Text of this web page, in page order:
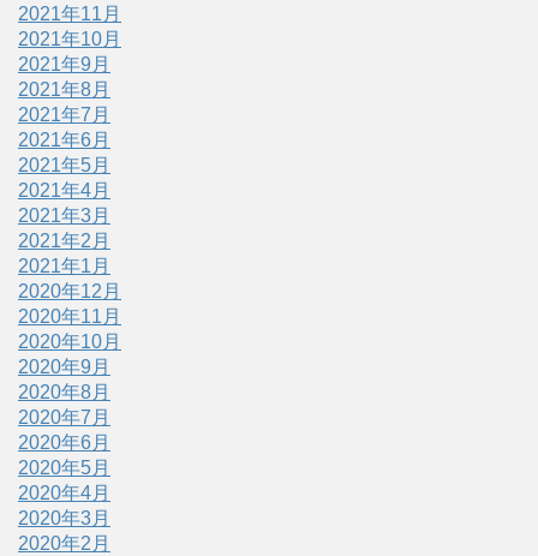
2021年11月
2021年10月
2021年9月
2021年8月
2021年7月
2021年6月
2021年5月
2021年4月
2021年3月
2021年2月
2021年1月
2020年12月
2020年11月
2020年10月
2020年9月
2020年8月
2020年7月
2020年6月
2020年5月
2020年4月
2020年3月
2020年2月